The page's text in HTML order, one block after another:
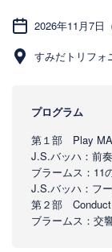
2026年11月7
すみだトリフォ
プログラム
第１部 Play
J.S.バッハ：前
ブラームス：11
J.S.バッハ：フ
第２部 Conduct
ブラームス：交